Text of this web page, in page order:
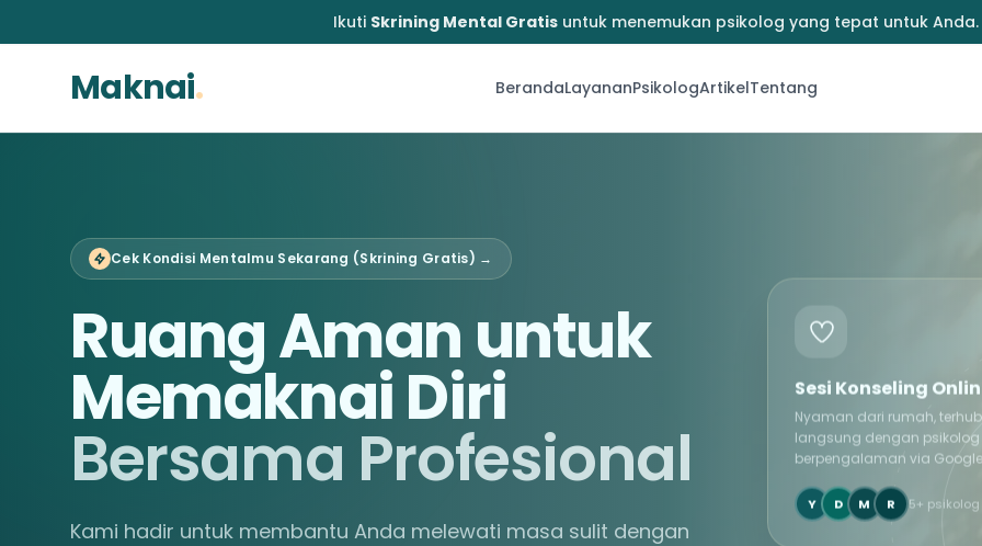
Ikuti Skrining Mental Gratisuntuk menemukan psikolog yang tepat untuk Anda.
Maknai. BerandaLayananPsikologArtikelTentang
Cek Kondisi Mentalmu Sekarang (Skrining Gratis) →
Ruang Aman untuk
Memaknai Diri
Bersama Profesional
Kami hadir untuk membantu Anda melewati masa sulit dengan
Sesi Konseling
Nyaman dari rumah,
langsung dengan psikolog
berpengalaman via Google
Y D M R 5+